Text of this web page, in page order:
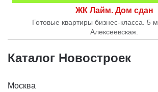
ЖК Лайм. Дом сдан
Готовые квартиры бизнес-класса. 5
Алексеевская.
Каталог Новостроек
Москва